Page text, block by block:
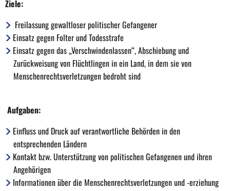
Ziele:
Freilassung gewaltloser politischer Gefangener
Einsatz gegen Folter und Todesstrafe
Einsatz gegen das „Verschwindenlassen“, Abschiebung und
Zurückweisung von Flüchtlingen in ein Land, in dem sie von
Menschenrechtsverletzungen bedroht sind
Aufgaben:
Einfluss und Druck auf verantwortliche Behörden in den
entsprechenden Ländern
Kontakt bzw. Unterstützung von politischen Gefangenen und ihren
Angehörigen
Informationen über die Menschenrechtsverletzungen und -erziehung